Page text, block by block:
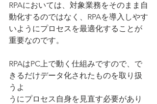
RPAにおいては、対象業務をそのまま自
動化するのではなく、RPAを導入しやす
いようにプロセスを最適化することが
重要なのです。
RPAはPC上で動く仕組みですので、で
きるだけデータ化されたものを取り扱
うよ
うにプロセス自身を見直す必要があり